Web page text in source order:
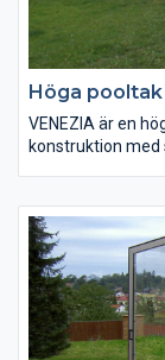
Höga pooltak
VENEZIA är en
konstruktion med